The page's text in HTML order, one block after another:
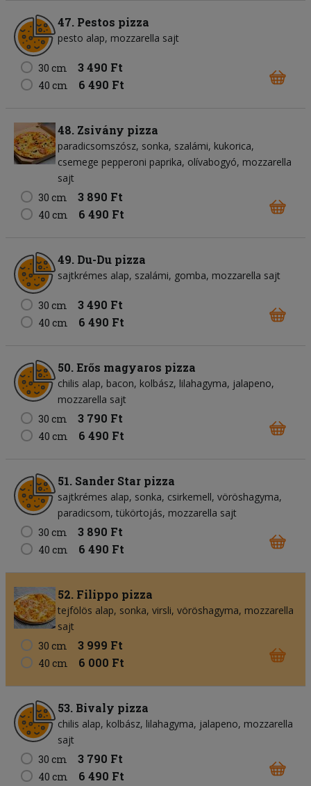
47. Pestos pizza
pesto alap mozzarella sajt
30 cm 3 490 Ft
40 cm 6 490 Ft
48. Zsivány pizza
paradicsomszósz sonka szalámi kukorica
csemege pepperoni paprika olívabogyó mozzarella
sajt
30 cm
3 890 Ft
40 cm 6 490 Ft
49. Du-Du pizza
sajtkrémes alap szalámi gomba mozzarella sajt
30 cm 3 490 Ft
40 cm 6 490 Ft
50. Erős magyaros pizza
chilis alap bacon kolbász lilahagyma jalapeno
mozzarella sajt
30 cm
3 790 Ft
40 cm 6 490 Ft
51. Sander Star pizza
sajtkrémes alap sonka csirkemell vöröshagyma
paradicsom tükörtojás mozzarella sajt
30 cm
3 890 Ft
40 cm 6 490 Ft
52. Filippo pizza
tejfölös alap sonka virsli vöröshagyma mozzarella
sajt
30 cm
3 999 Ft
40 cm 6 000 Ft
53. Bivaly pizza
chilis alap kolbász lilahagyma jalapeno mozzarella
sajt
30 cm
3 790 Ft
40 cm 6 490 Ft